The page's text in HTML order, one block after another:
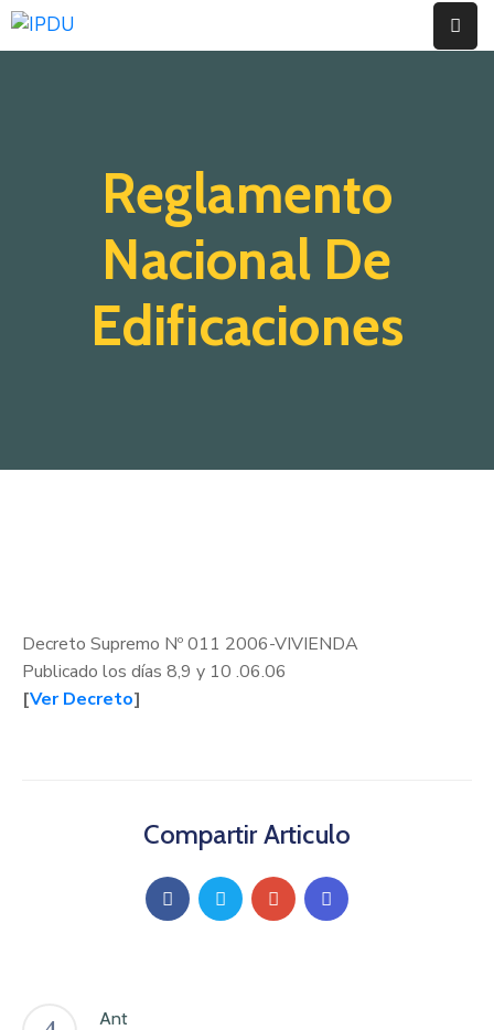
Ordenanzas
Reglamento
Nacional De
Edificaciones
Decreto Supremo Nº 011 2006-VIVIENDA
Publicado los días 8,9 y 10 .06.06
[Ver Decreto]
Compartir Articulo
Ant